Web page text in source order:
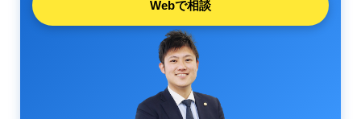
Webで相談